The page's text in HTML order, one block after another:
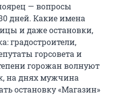
— вопросы
дней. Какие имена
и даже остановки,
градостроители,
горсовета и
горожан волнуют
на днях мужчина
остановку «Магазин»